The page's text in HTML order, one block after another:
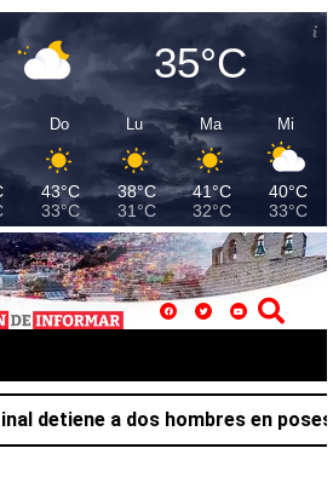
35°C
Do
43°C
33°C
Lu
38°C
31°C
Ma
41°C
32°C
Mi
40°C
33°C
a dos hombres en